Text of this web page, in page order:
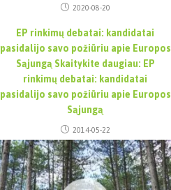
2020-08-20
EP rinkimų debatai: kandidatai
pasidalijo savo požiūriu apie Europos
Sąjungą Skaitykite daugiau: EP
rinkimų debatai: kandidatai
pasidalijo savo požiūriu apie Europos
Sąjungą
2014-05-22